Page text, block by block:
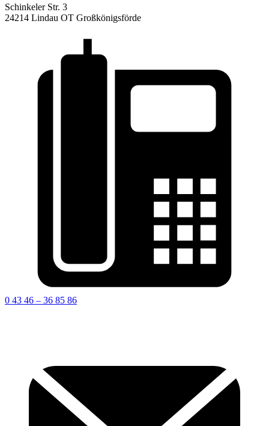
Schinkeler Str. 3
24214 Lindau OT Großkönigsförde
0 43 46 – 36 85 86